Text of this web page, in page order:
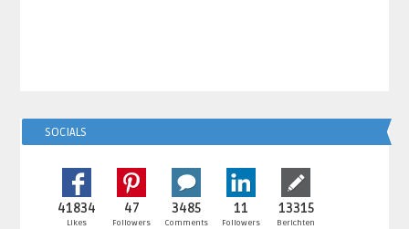
SOCIALS
41834
Likes
47
Followers
3485
Comments
11
Followers
13315
Berichten